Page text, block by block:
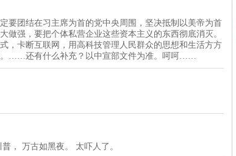
要团结在习主席为首的党中央周围，坚决抵制以美帝为首
做强，要把个体私营企业这些资本主义的东西彻底消灭。
，卡断互联网，用高科技管理人民群众的思想和生活方方
。……还有什么补充？以中宣部文件为准。呵呵……
， 万古如黑夜。 太吓人了。